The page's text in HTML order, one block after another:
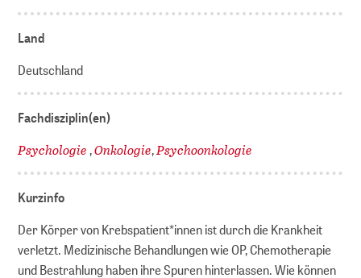
Land
Deutschland
Fachdisziplin(en)
Psychologie ,Onkologie,Psychoonkologie
Kurzinfo
Der Körper von Krebspatient*innen ist durch die Krankheit
verletzt. Medizinische Behandlungen wie OP, Chemotherapie
und Bestrahlung haben ihre Spuren hinterlassen. Wie können